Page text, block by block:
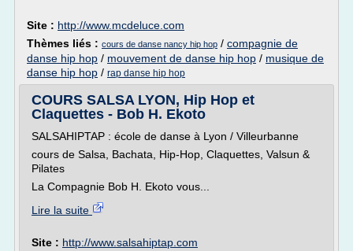
Site : http://www.mcdeluce.com
Thèmes liés : cours de danse nancy hip hop / compagnie de
danse hip hop / mouvement de danse hip hop / musique de
danse hip hop / rap danse hip hop
COURS SALSA LYON, Hip Hop et
Claquettes - Bob H. Ekoto
SALSAHIPTAP : école de danse à Lyon / Villeurbanne
cours de Salsa, Bachata, Hip-Hop, Claquettes, Valsun &
Pilates
La Compagnie Bob H. Ekoto vous...
Lire la suite
Site : http://www.salsahiptap.com